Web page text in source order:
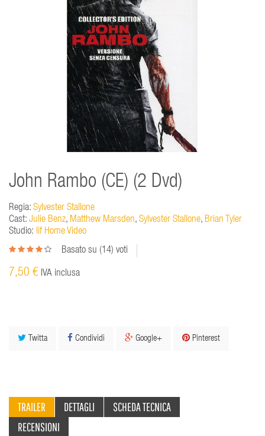
John Rambo (CE) (2 Dvd)
Regia: Sylvester Stallone
Cast: Julie Benz, Matthew Marsden, Sylvester Stallone, Brian Tyler
Studio: Iif Home Video
Basato su (14) voti
7,50 € IVA inclusa
Twitta Condividi Google+ Pinterest
TRAILER DETTAGLI
SCHEDA TECNICA
RECENSIONI